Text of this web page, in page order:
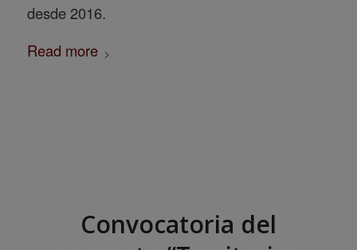
desde 2016.
Read more
Convocatoria del